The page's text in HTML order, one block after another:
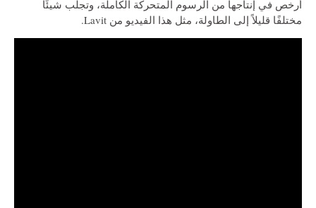
أرخص في إنتاجها من الرسوم المتحركة الكاملة، وتجلب شيئًا
مختلفًا قليلاً إلى الطاولة، مثل هذا الفيديو من Lavit.